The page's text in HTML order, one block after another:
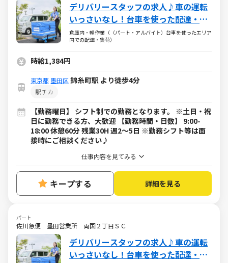
デリバリースタッフの求人♪車の運転
いっさいなし！台車を使った配達・集
荷のお仕事
倉庫内・軽作業（（パート・アルバイト）台車を使ったエリア
内での配達・集荷）
時給1,384円
東京都 墨田区 錦糸町駅 より徒歩4分
駅チカ
【勤務曜日】 シフト制での勤務となります。 ※土日・祝
日に勤務できる方、大歓迎 【勤務時間・日数】 9:00-
18:00 休憩60分 残業30H 週2～5日 ※勤務シフト等は面
接時にご相談ください♪
仕事内容を見てみる
キープする 詳細を見る
パート
佐川急便 墨田営業所 両国２丁目ＳＣ
デリバリースタッフの求人♪車の運転
いっさいなし！台車を使った配達・集